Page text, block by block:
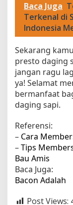
Baca Juga
Terkenal di
Indonesia
Sekarang
presto daging
jangan ragu
ya! Selamat
bermanfaat
daging sapi.
Referensi:
– Cara
–Tips
Bau Amis
Baca Juga:
Bacon Adalah
Post Views: